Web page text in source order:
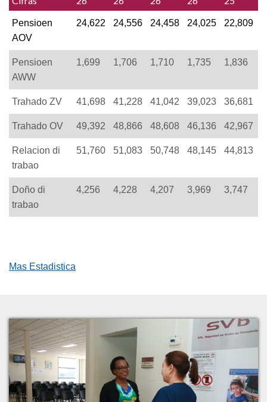
Pensioen
AOV
24,622 24,556 24,458 24,025 22,809
Pensioen
AWW
1,699 1,706 1,710 1,735 1,836
Trahado ZV 41,698 41,228 41,042 39,023 36,681
Trahado OV 49,392 48,866 48,608 46,136 42,967
Relacion di
trabao
51,760 51,083 50,748 48,145 44,813
Doño di
trabao
4,256 4,228 4,207 3,969 3,747
Mas Estadistica